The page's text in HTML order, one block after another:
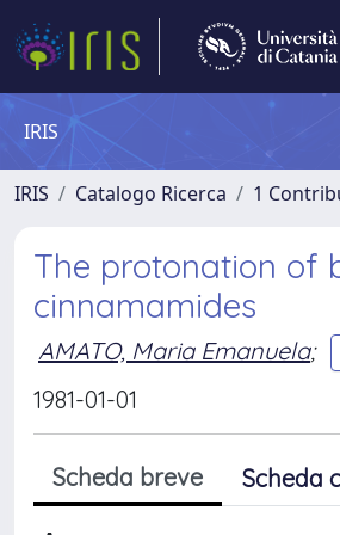
IRIS
IRIS Catalogo Ricerca 1
The protonation of
cinnamamides
AMATO, Maria Emanuela;
1981-01-01
Scheda breve Scheda